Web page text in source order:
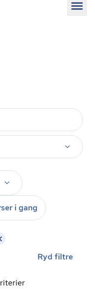
i gang
Ryd filtre